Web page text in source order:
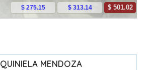
QUINIELA MENDOZA